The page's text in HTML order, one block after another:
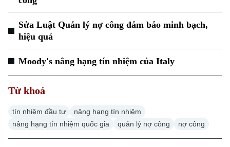
Sửa Luật Quản lý nợ công đảm bảo minh bạch,
hiệu quả
Moody's nâng hạng tín nhiệm của Italy
Từ khoá
tín nhiệm đầu tư
nâng hạng tín nhiệm
nâng hạng tín nhiệm quốc gia
quản lý nợ công nợ công